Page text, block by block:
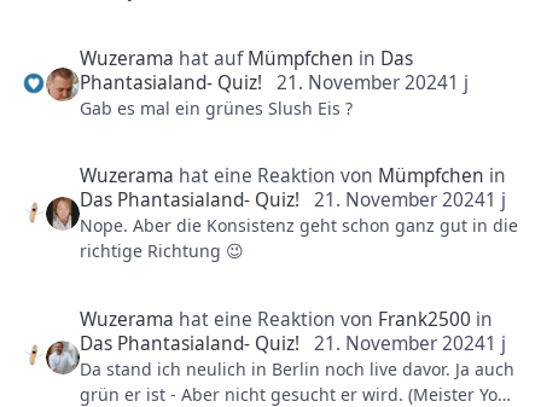
Wuzerama hat aufMümpfchen in Das
Phantasialand- Quiz!
21. November 20241 j
Gab es mal ein grünes Slush Eis ?
Wuzerama hat eine Reaktion von Mümpfchen in
Das Phantasialand- Quiz!
21. November 20241 j
Nope. Aber die Konsistenz geht schon ganz gut in die
richtige Richtung 😉
Wuzerama hat eine Reaktion von Frank2500 in
Das Phantasialand- Quiz!
21. November 20241 j
Da stand ich neulich in Berlin noch live davor. Ja auch
grün er ist - Aber nicht gesucht er wird. (Meister Yoda